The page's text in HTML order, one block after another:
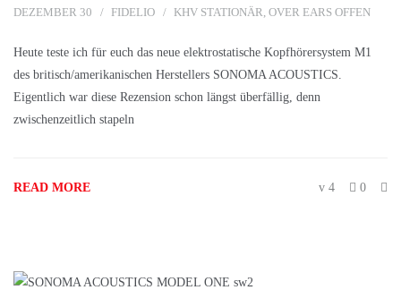
DEZEMBER 30 FIDELIO KHV STATIONÄR, OVER EARS OFFEN
Heute teste ich für euch das neue elektrostatische Kopfhörersystem M1
des britisch/amerikanischen Herstellers SONOMA ACOUSTICS.
Eigentlich war diese Rezension schon längst überfällig, denn
zwischenzeitlich stapeln
READ MORE 4 0